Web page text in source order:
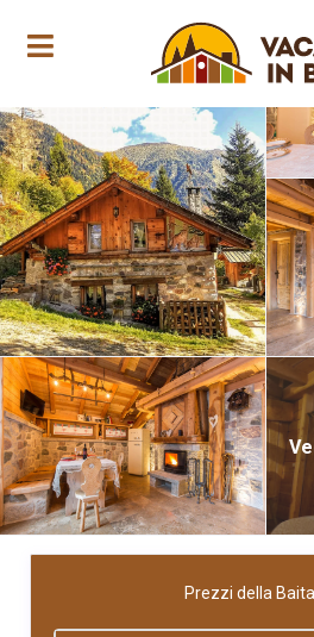
Apertura annuale
Prezzi della Baita